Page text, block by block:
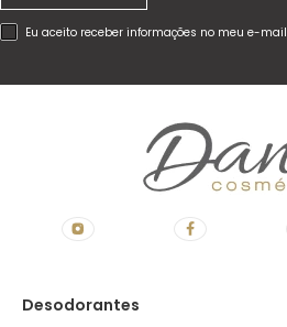
Eu aceito receber informações no meu e-mail
Desodorantes